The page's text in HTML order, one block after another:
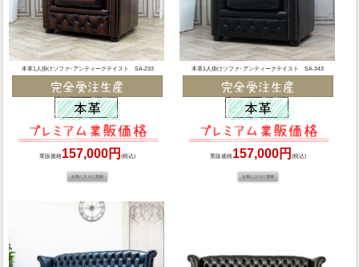
本革1人掛けソファ･アンティークテイスト SA-233
業販価格157,000円(税込)
本革1人掛けソファ･アンティークテイスト SA-343
業販価格157,000円 (税込)